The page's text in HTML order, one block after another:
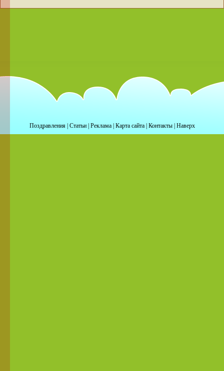
Поздравления| Статьи| Реклама| Карта сайта| Контакты| Наверх